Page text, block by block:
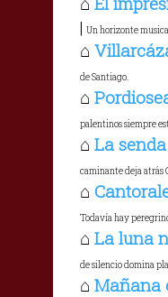
| Un horizonte
⌂
de Santiago.
⌂
palentinos siempre
⌂ La
caminante deja atrás
⌂
Todavía hay
⌂ La luna
de silencio domina
⌂ Mañana